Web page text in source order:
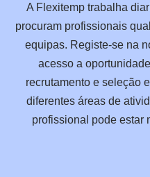
A Flexitemp trabalha
procuram profissionais
equipas. Registe-se na
acesso a
recrutamento e seleção
diferentes áreas de
profissional pode estar